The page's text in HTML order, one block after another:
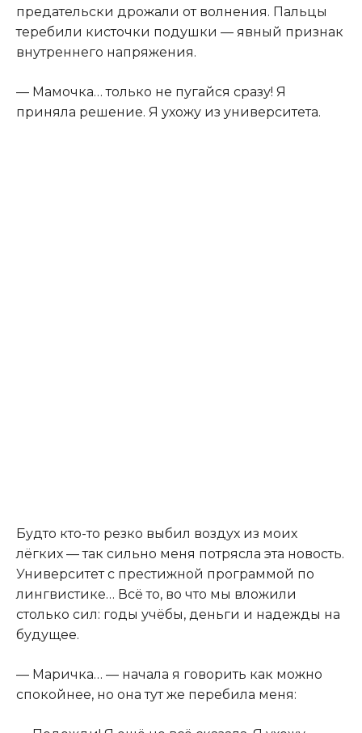
предательски дрожали от волнения. Пальцы
теребили кисточки подушки — явный признак
внутреннего напряжения.
— Мамочка… только не пугайся сразу! Я
приняла решение. Я ухожу из университета.
Будто кто-то резко выбил воздух из моих
лёгких — так сильно меня потрясла эта новость.
Университет с престижной программой по
лингвистике… Всё то, во что мы вложили
столько сил: годы учёбы, деньги и надежды на
будущее.
— Маричка… — начала я говорить как можно
спокойнее, но она тут же перебила меня: